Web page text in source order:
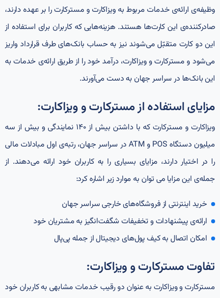
وظیفه‌ی ارائه‌ی خدمات مربوط به ویزاکارت و مسترکارت را بر عهده دارند،
صادرکننده‌ی این کارت‌ها هستند. هزینه‌هایی که کاربران برای استفاده از
این دو کارت متقبّل می‌شوند نیز به حساب بانک‌های طرف قرارداد واریز
می‌شود و مسترکارت و ویزاکارت، درآمد خود را از طریق ارائه‌ی خدمات به
این بانک‌ها در سراسر جهان به دست می‌آورند.
مزایای استفاده از مسترکارت و ویزاکارت:
ویزاکارت و مسترکارت که با داشتن بیش از ۱۴۰ نمایندگی و بیش از سه
میلیون دستگاه POS و ATM در سراسر جهان، رتبه‌ی اول مبادلات مالی
را در اختیار دارند، مزایای بسیاری را به کاربران خود ارائه می‌دهند. از
جمله‌ی این مزایا می‌ توان به موارد زیر اشاره کرد:
خرید اینترنتی از فروشگاه‌های خارجی سراسر جهان
ارائه‌ی پیشنهادات و تخفیفات شگفت‌انگیز به مشتریان خود
امکان اتصال به کیف پول‌های دیجیتال از جمله پی‌پال
تفاوت مسترکارت و ویزاکارت:
مسترکارت و ویزاکارت به عنوان دو رقیب خدمات مشابهی به کاربران خود